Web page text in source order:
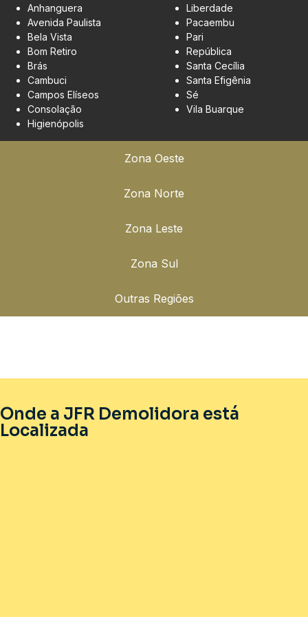
Zona Oeste
Zona Norte
Zona Leste
Zona Sul
Outras Regiões
Anhanguera
Avenida Paulista
Bela Vista
Bom Retiro
Brás
Cambuci
Campos Elíseos
Consolação
Higienópolis
Liberdade
Pacaembu
Pari
República
Santa Cecília
Santa Efigênia
Sé
Vila Buarque
Onde a JFR Demolidora está
Localizada